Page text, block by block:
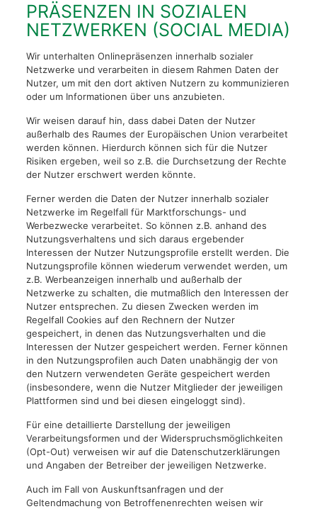
PRÄSENZEN IN SOZIALEN
NETZWERKEN (SOCIAL MEDIA)
Wir unterhalten Onlinepräsenzen innerhalb sozialer
Netzwerke und verarbeiten in diesem Rahmen Daten der
Nutzer, um mit den dort aktiven Nutzern zu kommunizieren
oder um Informationen über uns anzubieten.
Wir weisen darauf hin, dass dabei Daten der Nutzer
außerhalb des Raumes der Europäischen Union verarbeitet
werden können. Hierdurch können sich für die Nutzer
Risiken ergeben, weil so z.B. die Durchsetzung der Rechte
der Nutzer erschwert werden könnte.
Ferner werden die Daten der Nutzer innerhalb sozialer
Netzwerke im Regelfall für Marktforschungs- und
Werbezwecke verarbeitet. So können z.B. anhand des
Nutzungsverhaltens und sich daraus ergebender
Interessen der Nutzer Nutzungsprofile erstellt werden. Die
Nutzungsprofile können wiederum verwendet werden, um
z.B. Werbeanzeigen innerhalb und außerhalb der
Netzwerke zu schalten, die mutmaßlich den Interessen der
Nutzer entsprechen. Zu diesen Zwecken werden im
Regelfall Cookies auf den Rechnern der Nutzer
gespeichert, in denen das Nutzungsverhalten und die
Interessen der Nutzer gespeichert werden. Ferner können
in den Nutzungsprofilen auch Daten unabhängig der von
den Nutzern verwendeten Geräte gespeichert werden
(insbesondere, wenn die Nutzer Mitglieder der jeweiligen
Plattformen sind und bei diesen eingeloggt sind).
Für eine detaillierte Darstellung der jeweiligen
Verarbeitungsformen und der Widerspruchsmöglichkeiten
(Opt-Out) verweisen wir auf die Datenschutzerklärungen
und Angaben der Betreiber der jeweiligen Netzwerke.
Auch im Fall von Auskunftsanfragen und der
Geltendmachung von Betroffenenrechten weisen wir